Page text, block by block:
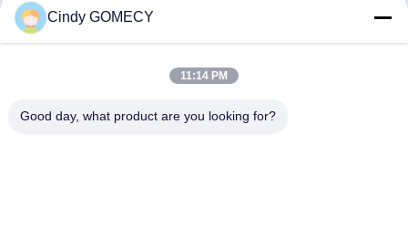
उत्तेजना उपकरण गैर स्पर्श 7
टेस्ला Hiemtसर्वोत्तम मूल्य प्राप्त करें
Cindy GOMECY
11:14 PM
Good day, what product are you looking for?